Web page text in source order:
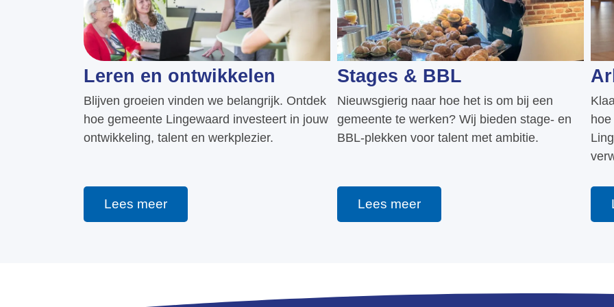
Leren en ontwikkelen
Blijven groeien vinden we belangrijk. Ontdek
hoe gemeente Lingewaard investeert in jouw
ontwikkeling, talent en werkplezier.
Lees meer
Stages & BBL
Nieuwsgierig naar hoe het is om bij een
gemeente te werken? Wij bieden stage- en
BBL-plekken voor talent met ambitie.
Lees meer